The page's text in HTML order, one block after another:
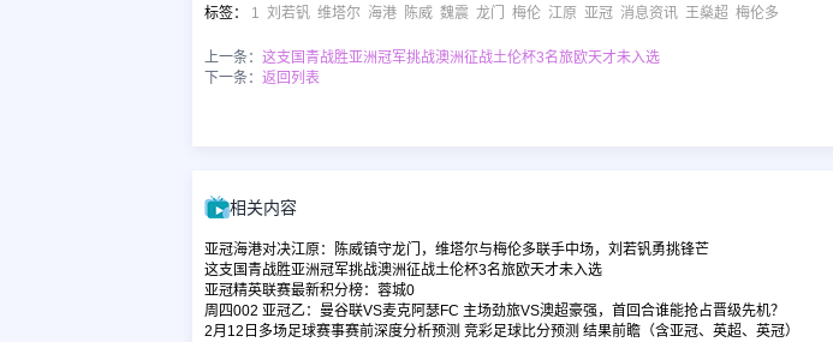
标签： 1 刘若钒 维塔尔 海港 陈威 魏震 龙门 梅伦 江原 亚冠 消息资讯 王燊超 梅伦多
上一条： 这支国青战胜亚洲冠军挑战澳洲征战土伦杯3名旅欧天才未入选
下一条： 返回列表
相关内容
亚冠海港对决江原：陈威镇守龙门，维塔尔与梅伦多联手中场，刘若钒勇挑锋芒
这支国青战胜亚洲冠军挑战澳洲征战土伦杯3名旅欧天才未入选
亚冠精英联赛最新积分榜：蓉城0
周四002 亚冠乙：曼谷联VS麦克阿瑟FC 主场劲旅VS澳超豪强，首回合谁能抢占晋级先机？
2月12日多场足球赛事赛前深度分析预测 竞彩足球比分预测 结果前瞻（含亚冠、英超、英冠）